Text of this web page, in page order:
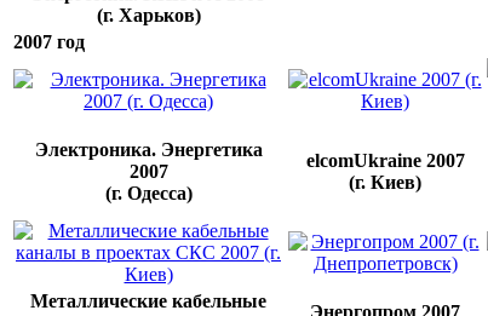
(г. Харьков)
2007 год
Электроника. Энергетика
2007
(г. Одесса)
elcomUkraine 2007
(г. Киев)
Металлические кабельные
Энергопром 2007